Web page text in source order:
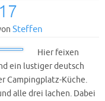
Steffen
Hier feixen
ein lustiger deutsch
Campingplatz-Küche.
alle drei lachen. Dabei